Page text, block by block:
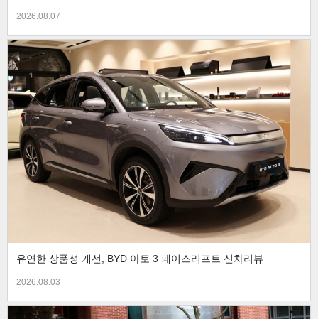
2026.08.07
유연한 상품성 개선, BYD 아토 3 페이스리프트 신차리뷰
2026.08.03